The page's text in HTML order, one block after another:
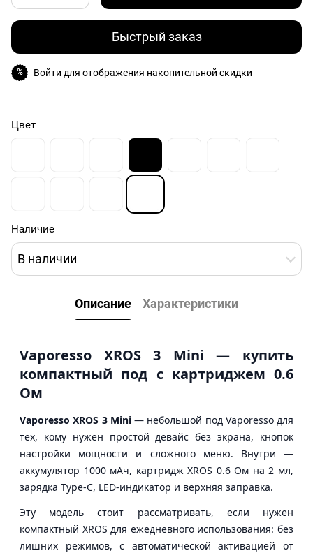
Быстрый заказ
% Войти для отображения накопительной скидки
Цвет
Наличие
В наличии
Описание Характеристики
Vaporesso XROS 3 Mini — купить
компактный под с картриджем 0.6
Ом
Vaporesso XROS 3 Mini— небольшой под Vaporesso для
тех, кому нужен простой девайс без экрана, кнопок
настройки мощности и сложного меню. Внутри —
аккумулятор 1000 мАч, картридж XROS 0.6 Ом на 2 мл,
зарядка Type-C, LED-индикатор и верхняя заправка.
Эту модель стоит рассматривать, если нужен
компактный XROS для ежедневного использования: без
лишних режимов, с автоматической активацией от